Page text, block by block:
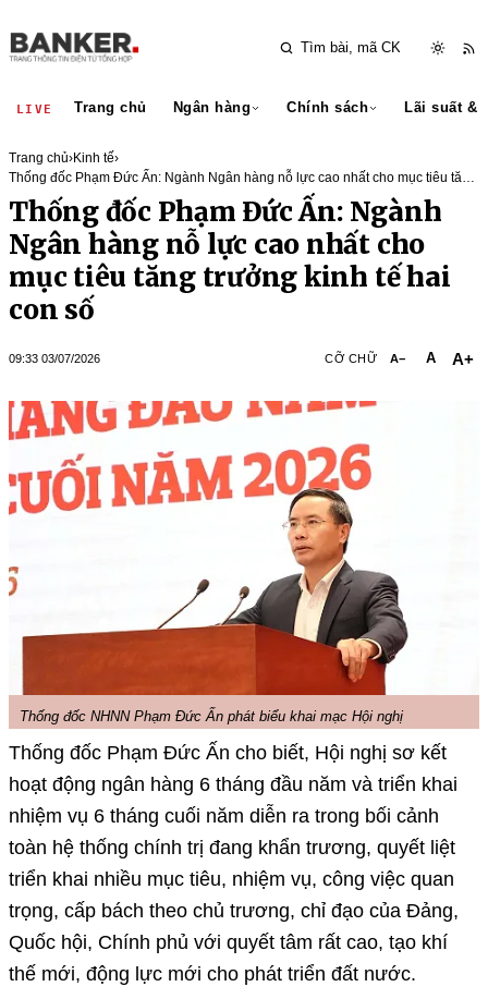
LIVE Trang chủ Ngân hàng Chính sách Lãi suất &
Trang chủ›Kinh tế›
Thống đốc Phạm Đức Ấn: Ngành Ngân hàng nỗ lực cao nhất cho mục tiêu tăng
trưởng kinh tế hai con số
Thống đốc Phạm Đức Ấn: Ngành
Ngân hàng nỗ lực cao nhất cho
mục tiêu tăng trưởng kinh tế hai
con số
09:33 03/07/2026 CỠ CHỮ A− A A+
Thống đốc NHNN Phạm Đức Ấn phát biểu khai mạc Hội nghị
Thống đốc Phạm Đức Ấn cho biết, Hội nghị sơ kết
hoạt động ngân hàng 6 tháng đầu năm và triển khai
nhiệm vụ 6 tháng cuối năm diễn ra trong bối cảnh
toàn hệ thống chính trị đang khẩn trương, quyết liệt
triển khai nhiều mục tiêu, nhiệm vụ, công việc quan
trọng, cấp bách theo chủ trương, chỉ đạo của Đảng,
Quốc hội, Chính phủ với quyết tâm rất cao, tạo khí
thế mới, động lực mới cho phát triển đất nước.